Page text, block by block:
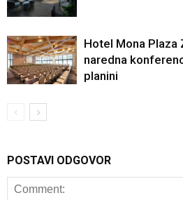
Hotel Mona Plaza
naredna
planini
POSTAVI ODGOVOR